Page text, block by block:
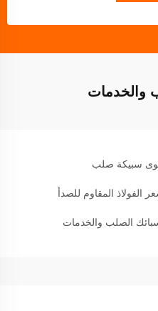
والخدمات
سبيكة صلب
الفولاذ المقاوم للصدأ
الصلب والخدمات